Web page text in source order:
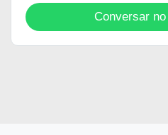
Conversar